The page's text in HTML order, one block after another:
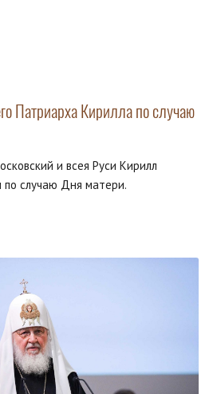
Патриарха Кирилла по случаю
и всея Руси Кирилл
случаю Дня матери.